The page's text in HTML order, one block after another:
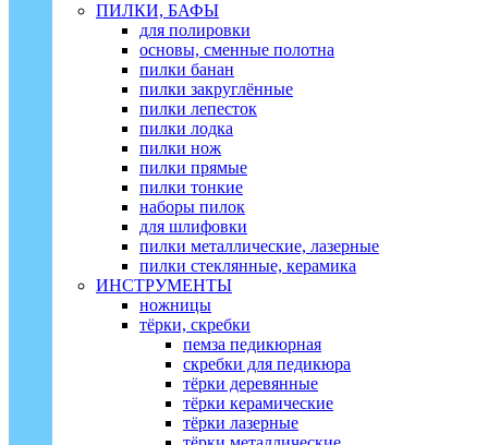
ПИЛКИ, БАФЫ
для полировки
основы, сменные полотна
пилки банан
пилки закруглённые
пилки лепесток
пилки лодка
пилки нож
пилки прямые
пилки тонкие
наборы пилок
для шлифовки
пилки металлические, лазерные
пилки стеклянные, керамика
ИНСТРУМЕНТЫ
ножницы
тёрки, скребки
пемза педикюрная
скребки для педикюра
тёрки деревянные
тёрки керамические
тёрки лазерные